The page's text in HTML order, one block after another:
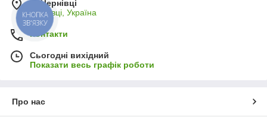
Топові позиції
м. Чернівці
Чернівці, Україна
Контакти
Сьогодні вихідний
Показати весь графік роботи
Про нас
КНОПКА
ЗВ'ЯЗКУ